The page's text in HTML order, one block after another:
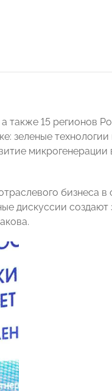
также 15 регионов
зеленые технологии
бизнеса в
дискуссии создают